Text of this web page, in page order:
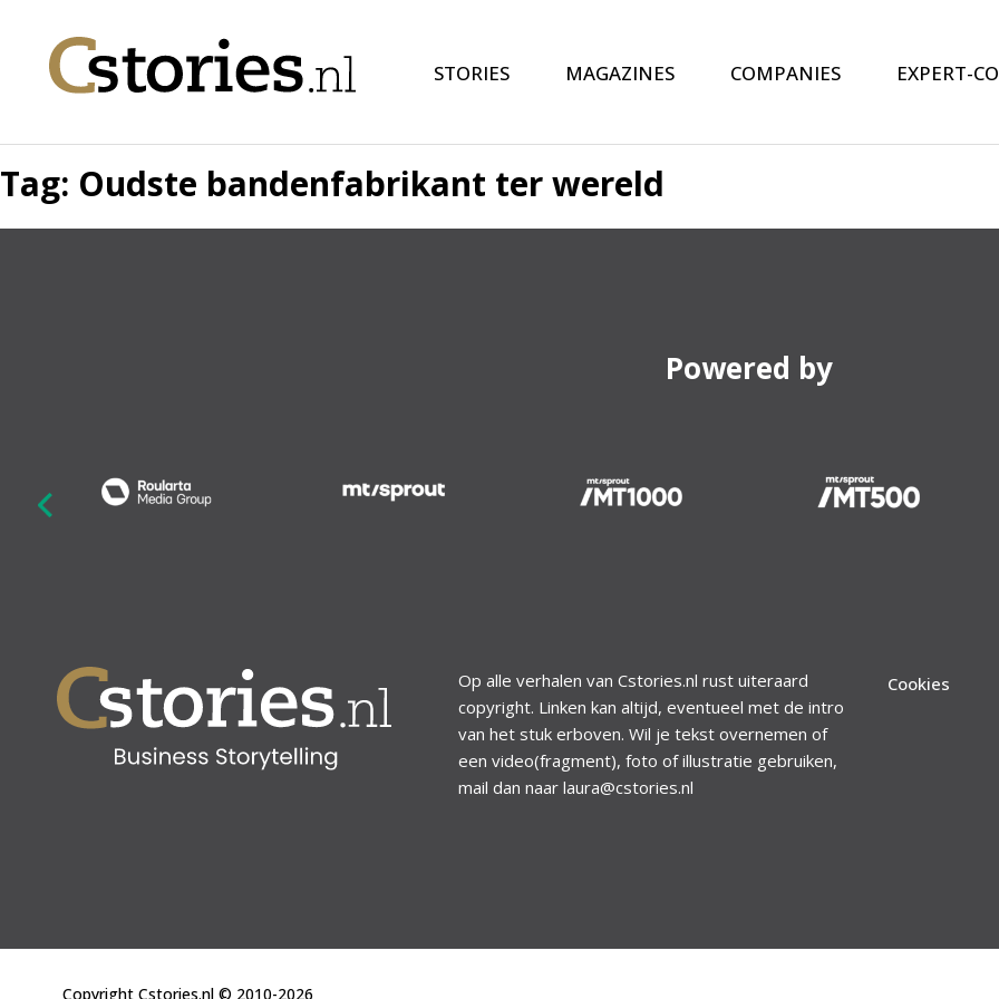
STORIES MAGAZINES COMPANIES EXPERT-
Tag: Oudste bandenfabrikant ter wereld
Powered by
Op alle verhalen van Cstories.nl rust uiteraard
copyright. Linken kan altijd, eventueel met de intro
van het stuk erboven. Wil je tekst overnemen of
een video(fragment), foto of illustratie gebruiken,
mail dan naar laura@cstories.nl
Cookies
Copyright Cstories.nl © 2010-2026